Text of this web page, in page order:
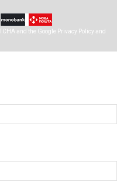
and the Google Privacy Policy and